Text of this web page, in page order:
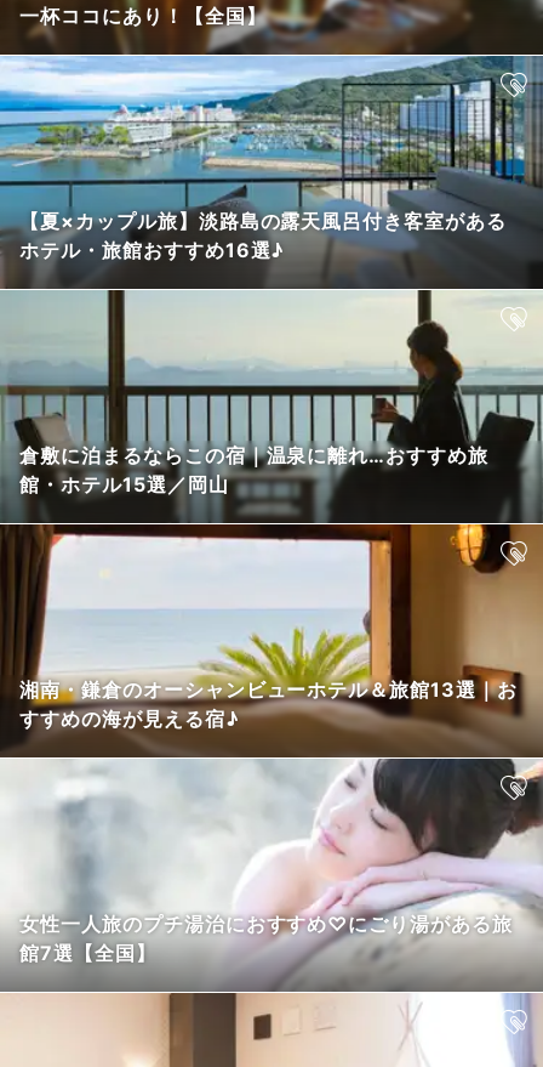
一杯ココにあり！【全国】
【夏×カップル旅】淡路島の露天風呂付き客室がある
ホテル・旅館おすすめ16選♪
倉敷に泊まるならこの宿｜温泉に離れ…おすすめ旅
館・ホテル15選／岡山
湘南・鎌倉のオーシャンビューホテル＆旅館13選｜お
すすめの海が見える宿♪
女性一人旅のプチ湯治におすすめ♡にごり湯がある旅
館7選【全国】